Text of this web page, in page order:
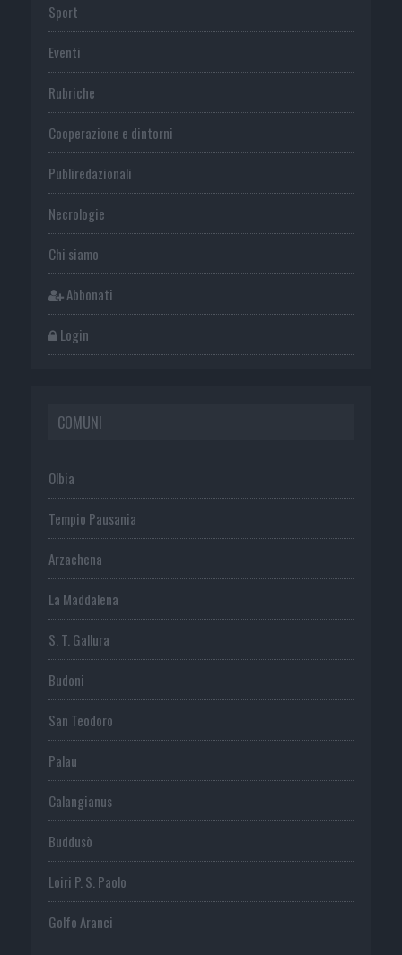
Sport
Eventi
Rubriche
Cooperazione e dintorni
Publiredazionali
Necrologie
Chi siamo
Abbonati
Login
COMUNI
Olbia
Tempio Pausania
Arzachena
La Maddalena
S. T. Gallura
Budoni
San Teodoro
Palau
Calangianus
Buddusò
Loiri P. S. Paolo
Golfo Aranci